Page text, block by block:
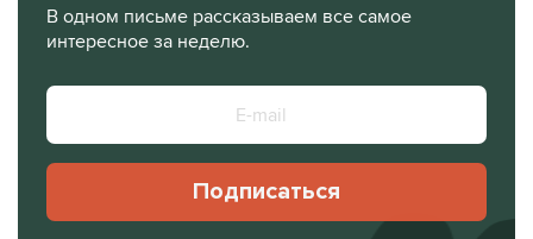
В одном письме рассказываем все самое
интересное за неделю.
Подписаться